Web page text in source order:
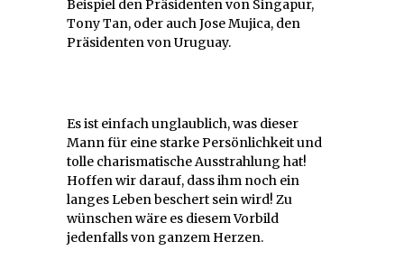
Beispiel den Präsidenten von Singapur,
Tony Tan, oder auch Jose Mujica, den
Präsidenten von Uruguay.
Es ist einfach unglaublich, was dieser
Mann für eine starke Persönlichkeit und
tolle charismatische Ausstrahlung hat!
Hoffen wir darauf, dass ihm noch ein
langes Leben beschert sein wird! Zu
wünschen wäre es diesem Vorbild
jedenfalls von ganzem Herzen.